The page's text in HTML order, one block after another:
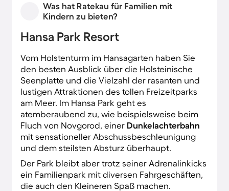
Was hat Ratekau für Familien mit
Kindern zu bieten?
Hansa Park Resort
Vom Holstenturm im Hansagarten haben Sie
den besten Ausblick über die Holsteinische
Seenplatte und die Vielzahl der rasanten und
lustigen Attraktionen des tollen Freizeitparks
am Meer. Im Hansa Park geht es
atemberaubend zu, wie beispielsweise beim
Fluch von Novgorod, einer Dunkelachterbahn
mit sensationeller Abschussbeschleunigung
und dem steilsten Absturz überhaupt.
Der Park bleibt aber trotz seiner Adrenalinkicks
ein Familienpark mit diversen Fahrgeschäften,
die auch den Kleineren Spaß machen.